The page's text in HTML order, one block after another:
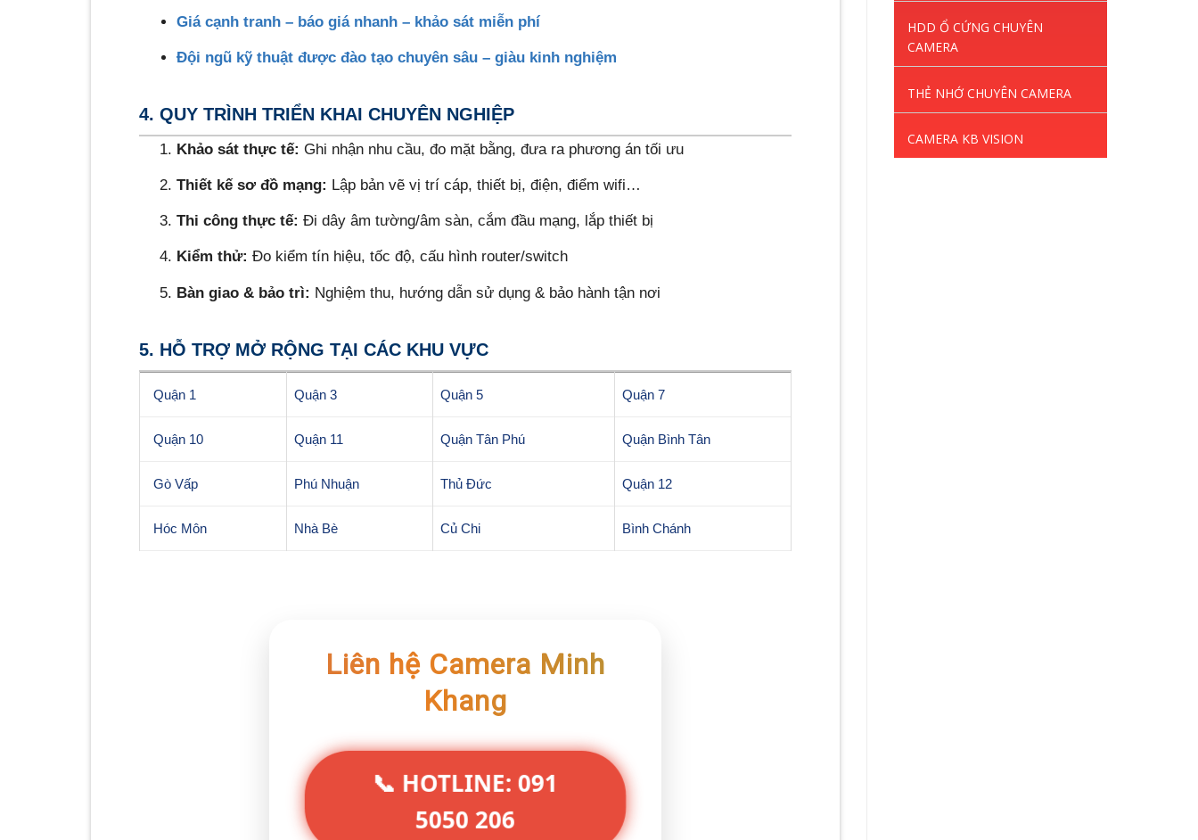
Giá cạnh tranh – báo giá nhanh – khảo sát miễn phí
Đội ngũ kỹ thuật được đào tạo chuyên sâu – giàu kinh nghiệm
4. QUY TRÌNH TRIỂN KHAI CHUYÊN NGHIỆP
Khảo sát thực tế: Ghi nhận nhu cầu, đo mặt bằng, đưa ra phương án tối ưu
Thiết kế sơ đồ mạng: Lập bản vẽ vị trí cáp, thiết bị, điện, điểm wifi…
Thi công thực tế: Đi dây âm tường/âm sàn, cắm đầu mạng, lắp thiết bị
Kiểm thử: Đo kiểm tín hiệu, tốc độ, cấu hình router/switch
Bàn giao & bảo trì: Nghiệm thu, hướng dẫn sử dụng & bảo hành tận nơi
5. HỖ TRỢ MỞ RỘNG TẠI CÁC KHU VỰC
Quận 1 Quận 3 Quận 5 Quận 7
Quận 10 Quận 11 Quận Tân Phú Quận Bình Tân
Gò Vấp Phú Nhuận Thủ Đức Quận 12
Hóc Môn Nhà Bè Củ Chi Bình Chánh
Liên hệ Camera Minh
Khang
📞 HOTLINE: 091
5050 206
HDD Ổ CỨNG CHUYÊN
CAMERA
THẺ NHỚ CHUYÊN CAMERA
CAMERA KB VISION